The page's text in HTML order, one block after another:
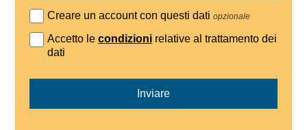
Creare un account con questi datiopzionale
Accetto lecondizioni relative al trattamento dei
dati
Inviare